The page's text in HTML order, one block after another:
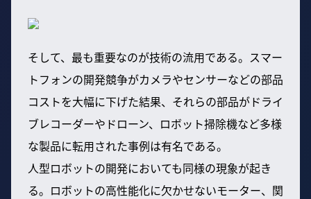
そして、最も重要なのが技術の流用である。スマー
トフォンの開発競争がカメラやセンサーなどの部品
コストを大幅に下げた結果、それらの部品がドライ
ブレコーダーやドローン、ロボット掃除機など多様
な製品に転用された事例は有名である。
人型ロボットの開発においても同様の現象が起き
る。ロボットの高性能化に欠かせないモーター、関